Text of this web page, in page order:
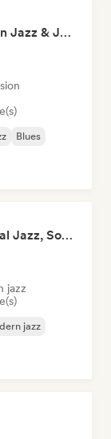
Smoky Jazz Club 🥃 Modern Jazz & Jazz Fusion to Sip an Old Fashioned to
Blues
Jazz & Blues Escape 🎷 Vocal Jazz, Soul Blues & Classic Standards
jazz
jazz